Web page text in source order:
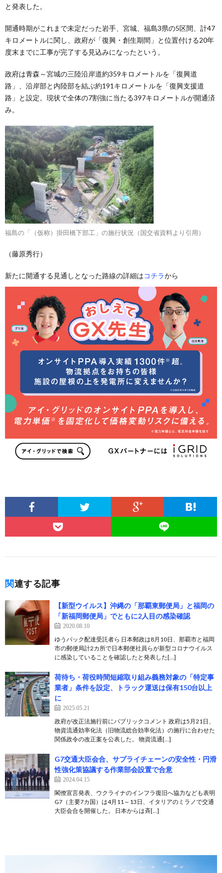
と発表した。
開通時期がこれまで未定だった岩手、宮城、福島3県の5区間、計47
キロメートルに関し、政府が「復興・創生期間」と位置付ける20年
度末までに工事が完了する見込みになったという。
政府は青森～宮城の三陸沿岸道約359キロメートルを「復興道
路」、沿岸部と内陸部を結ぶ約191キロメートルを「復興支援道
路」と設定。現状で全体の7割強に当たる397キロメートルが開通済
み。
福島の「（仮称）掛田橋下部工」の施行状況（国交省資料より引用）
（藤原秀行）
新たに開通する見通しとなった路線の詳細はコチラから
関連する記事
【新型ウイルス】沖縄の「那覇東郵便局」と福岡の
「新福岡郵便局」でともに2人目の感染確認
2020.08.10
ゆうパック配達受託者ら 日本郵政は8月10日、那覇市と福岡
市の郵便局計2カ所で日本郵便社員らが新型コロナウイルス
に感染していることを確認したと発表した[…]
荷待ち・荷役時間短縮取り組み義務対象の「特定事
業者」条件を設定、トラック運送は保有150台以上
に
2025.05.21
政府が改正法施行前にパブリックコメント 政府は5月21日、
物資流通効率化法（旧物流総合効率化法）の施行に合わせた
関係政令の改正案を公表した。 物資流通[…]
G7交通大臣会合、サプライチェーンの安全性・円滑
性強化策協議する作業部会設置で合意
2024.04.15
閣僚宣言発表、ウクライナのインフラ復旧へ協力なども表明
G7（主要7カ国）は4月11～13日、イタリアのミラノで交通
大臣会合を開催した。 日本からは斉[…]